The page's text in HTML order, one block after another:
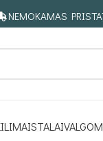
NEMOKAMAS
STALAI